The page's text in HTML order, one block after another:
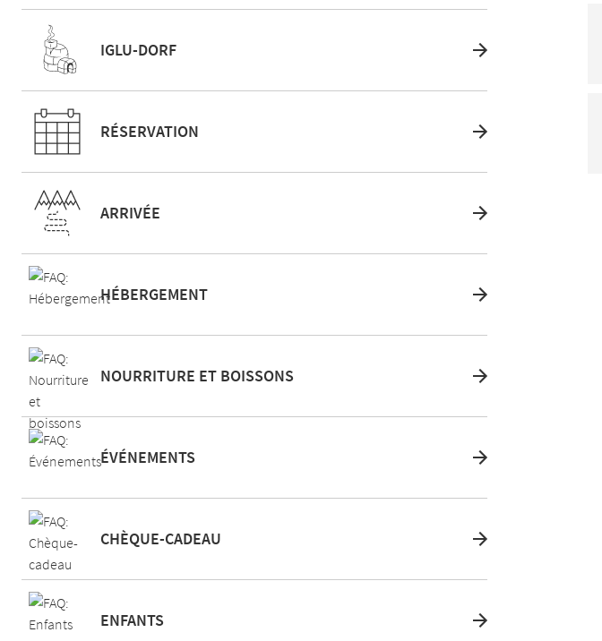
IGLU-DORF
RÉSERVATION
ARRIVÉE
HÉBERGEMENT
NOURRITURE ET BOISSONS
ÉVÉNEMENTS
CHÈQUE-CADEAU
ENFANTS